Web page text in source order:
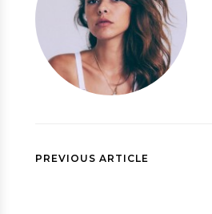
PREVIOUS ARTICLE